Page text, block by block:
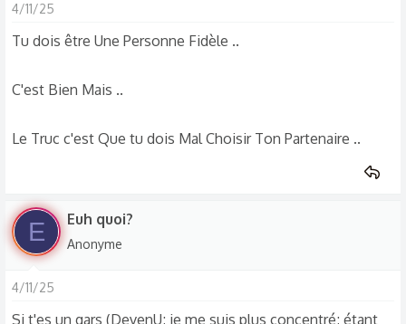
c
t
n
4/11/25
Tu dois être Une Personne Fidèle ..
C'est Bien Mais ..
Le Truc c'est Que tu dois Mal Choisir Ton Partenaire ..
E Euh quoi?
Anonyme
4/11/25
Si t'es un gars (DevenU; je me suis plus concentré; étant